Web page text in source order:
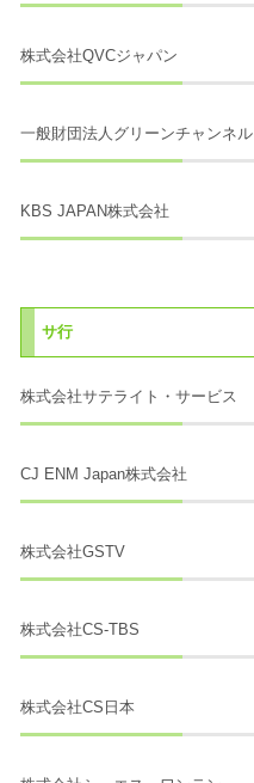
株式会社QVCジャパン
一般財団法人グリーンチャンネル
KBS JAPAN株式会社
サ行
株式会社サテライト・サービス
CJ ENM Japan株式会社
株式会社GSTV
株式会社CS-TBS
株式会社CS日本